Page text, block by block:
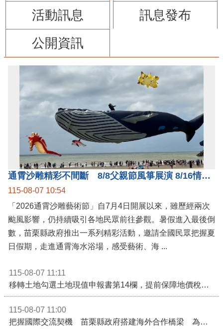
活動訊息
訊息發布
公開資訊
通霄沙雕精彩不間斷 8/8父親節風箏展演 8/16情人節66對浪漫挑戰送好禮
115-08-07 10:54
「2026通霄沙雕藝術節」自7月4日開展以來，雖歷經兩次
颱風影響，仍持續吸引各地民眾前往參觀。暑假進入最後倒
數，苗栗縣政府推出一系列精彩活動，邀請全國民眾把握夏
日假期，走進通霄海水浴場，感受藝術、海 ...
115-08-07 11:11
移轉土地勾選土地現值申報書第14欄，提前保障地價稅節稅權益
115-08-07 11:00
把握國際交流契機 苗栗縣政府搭建海外合作橋梁 為在地產業爭取更多國際市場機會